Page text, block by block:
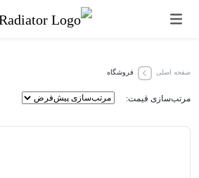
صفحه اصلی فروشگاه
مرتب‌سازی قیمت: